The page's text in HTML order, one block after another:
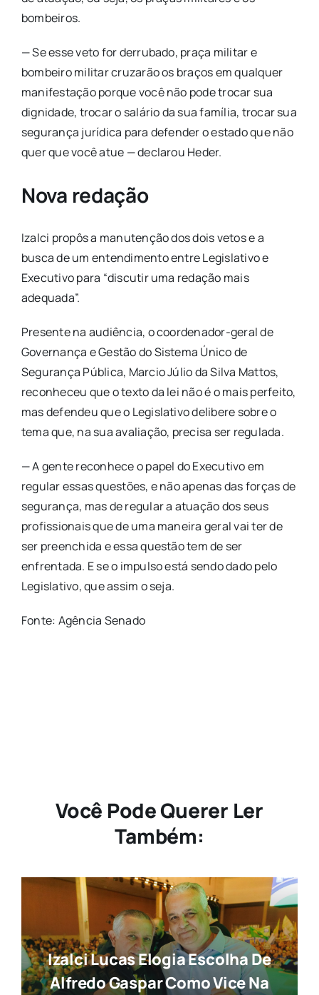
bombeiros.
— Se esse veto for derrubado, praça militar e
bombeiro militar cruzarão os braços em qualquer
manifestação porque você não pode trocar sua
dignidade, trocar o salário da sua família, trocar sua
segurança jurídica para defender o estado que não
quer que você atue — declarou Heder.
Nova redação
Izalci propôs a manutenção dos dois vetos e a
busca de um entendimento entre Legislativo e
Executivo para “discutir uma redação mais
adequada”.
Presente na audiência, o coordenador-geral de
Governança e Gestão do Sistema Único de
Segurança Pública, Marcio Júlio da Silva Mattos,
reconheceu que o texto da lei não é o mais perfeito,
mas defendeu que o Legislativo delibere sobre o
tema que, na sua avaliação, precisa ser regulada.
— A gente reconhece o papel do Executivo em
regular essas questões, e não apenas das forças de
segurança, mas de regular a atuação dos seus
profissionais que de uma maneira geral vai ter de
ser preenchida e essa questão tem de ser
enfrentada. E se o impulso está sendo dado pelo
Legislativo, que assim o seja.
Fonte: Agência Senado
Você Pode Querer Ler
Também:
Izalci Lucas Elogia Escolha De
Alfredo Gaspar Como Vice Na